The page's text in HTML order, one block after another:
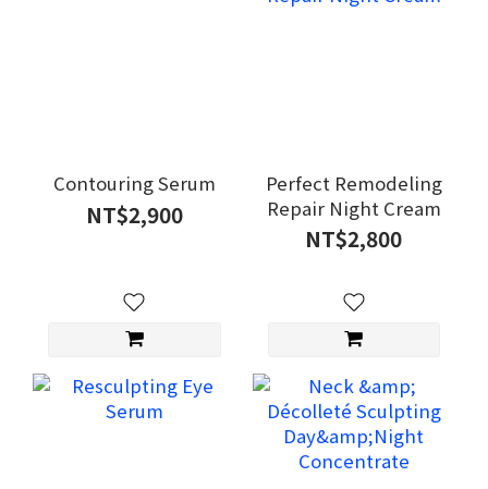
Contouring Serum
NT$2,900
Perfect Remodeling
Repair Night Cream
NT$2,800